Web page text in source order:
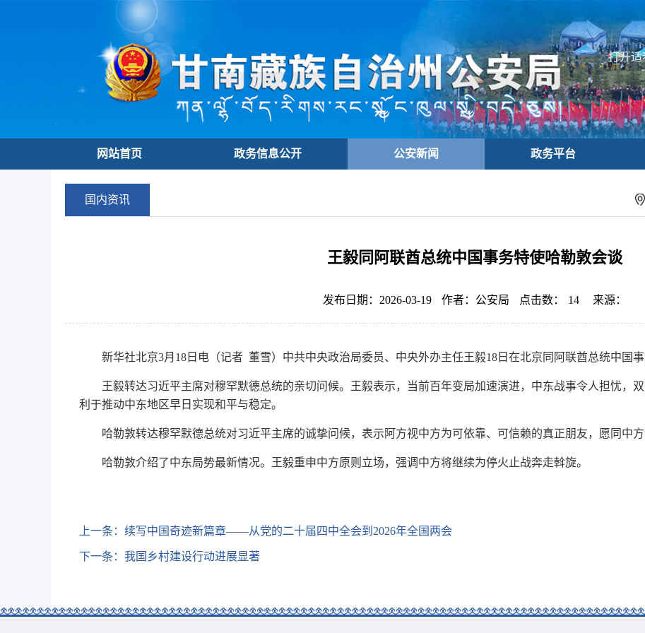
打开适
网站首页 政务信息公开 公安新闻 政务平台
国内资讯
王毅同阿联酋总统中国事务特使哈勒敦会谈
发布日期：2026-03-19 作者：公安局 点击数： 14 来源：
新华社北京3月18日电（记者 董雪）中共中央政治局委员、中央外办主任王毅18日在北京同阿联酋总统中国事
王毅转达习近平主席对穆罕默德总统的亲切问候。王毅表示，当前百年变局加速演进，中东战事令人担忧，
利于推动中东地区早日实现和平与稳定。
哈勒敦转达穆罕默德总统对习近平主席的诚挚问候，表示阿方视中方为可依靠、可信赖的真正朋友，愿同中方
哈勒敦介绍了中东局势最新情况。王毅重申中方原则立场，强调中方将继续为停火止战奔走斡旋。
上一条： 续写中国奇迹新篇章——从党的二十届四中全会到2026年全国两会
下一条： 我国乡村建设行动进展显著